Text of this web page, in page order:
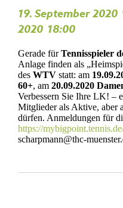
19. September 2020
2020 18:00
Gerade fürTennisspieler
Anlage finden als
des WTVstatt: am
60+, am 20.09.2020
Verbessern Sie Ihre LK! –
Mitglieder als Aktive, aber
dürfen. Anmeldungen für
https://
scharpmann@thc-